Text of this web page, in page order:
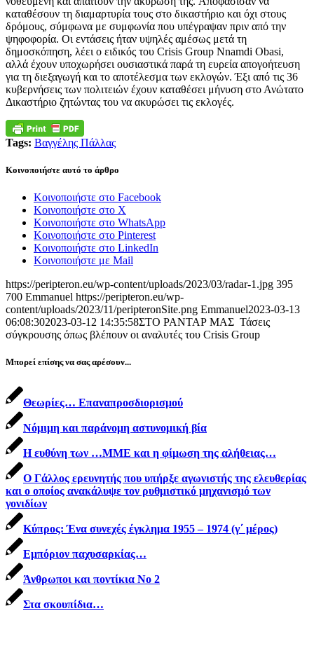
καταθέσουν τη διαμαρτυρία τους στο δικαστήριο και όχι στους
δρόμους, σύμφωνα με συμφωνία που υπέγραψαν πριν από την
ψηφοφορία. Οι εντάσεις ήταν υψηλές αμέσως μετά τη
δημοσκόπηση, λέει ο ειδικός του Crisis Group Nnamdi Obasi,
αλλά έχουν υποχωρήσει ουσιαστικά παρά τη ευρεία απογοήτευση
για τη διεξαγωγή και το αποτέλεσμα των εκλογών. Έξι από τις 36
κυβερνήσεις των πολιτειών έχουν καταθέσει μήνυση στο Ανώτατο
Δικαστήριο ζητώντας του να ακυρώσει τις εκλογές.
Tags: Βαγγέλης Πάλλας
Κοινοποιήστε αυτό το άρθρο
Κοινοποιήστε στο Facebook
Κοινοποιήστε στο X
Κοινοποιήστε στο WhatsApp
Κοινοποιήστε στο Pinterest
Κοινοποιήστε στο LinkedIn
Κοινοποιήστε με Mail
https://peripteron.eu/wp-content/uploads/2023/03/radar-1.jpg 395
700 Emmanuel https://peripteron.eu/wp-
content/uploads/2023/11/peripteronSite.png Emmanuel2023-03-13
06:08:302023-03-12 14:35:58ΣΤΟ ΡΑΝΤΑΡ ΜΑΣ Τάσεις
σύγκρουσης όπως βλέπουν οι αναλυτές του Crisis Group
Μπορεί επίσης να σας αρέσουν...
Θεωρίες… Επαναπροσδιορισμού
Νόμιμη και παράνομη αστυνομική βία
Η ευθύνη των …ΜΜΕ και η φίμωση της αλήθειας…
Ο Γάλλος ερευνητής που υπήρξε αγωνιστής της ελευθερίας
και ο οποίος ανακάλυψε τον ρυθμιστικό μηχανισμό των
γονιδίων
Κύπρος: Ένα συνεχές έγκλημα 1955 – 1974 (γ΄ μέρος)
Εμπόριον παχυσαρκίας…
Άνθρωποι και ποντίκια Νο 2
Στα σκουπίδια…